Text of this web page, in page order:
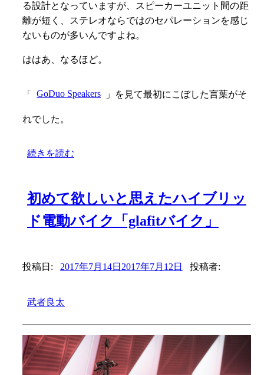
る設計となっていますが、スピーカーユニット間の距
離が短く、ステレオならではのセパレーションを感じ
ないものが多いんですよね。
ははあ、なるほど。
「 GoDuo Speakers 」を見て最初にこぼした言葉がそ
れでした。
続きを読む
初めて欲しいと思えたハイブリッ
ド電動バイク「glafitバイク」
投稿日: 2017年7月14日 2017年7月12日 投稿者:
武者良太